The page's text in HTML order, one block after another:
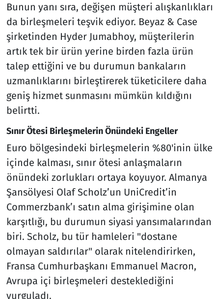
Bunun yanı sıra, değişen müşteri alışkanlıkları
da birleşmeleri teşvik ediyor. Beyaz & Case
şirketinden Hyder Jumabhoy, müşterilerin
artık tek bir ürün yerine birden fazla ürün
talep ettiğini ve bu durumun bankaların
uzmanlıklarını birleştirerek tüketicilere daha
geniş hizmet sunmasını mümkün kıldığını
belirtti.
Sınır Ötesi Birleşmelerin Önündeki Engeller
Euro bölgesindeki birleşmelerin %80'inin ülke
içinde kalması, sınır ötesi anlaşmaların
önündeki zorlukları ortaya koyuyor. Almanya
Şansölyesi Olaf Scholz’un UniCredit’in
Commerzbank’ı satın alma girişimine olan
karşıtlığı, bu durumun siyasi yansımalarından
biri. Scholz, bu tür hamleleri "dostane
olmayan saldırılar" olarak nitelendirirken,
Fransa Cumhurbaşkanı Emmanuel Macron,
Avrupa içi birleşmeleri desteklediğini
vurguladı.